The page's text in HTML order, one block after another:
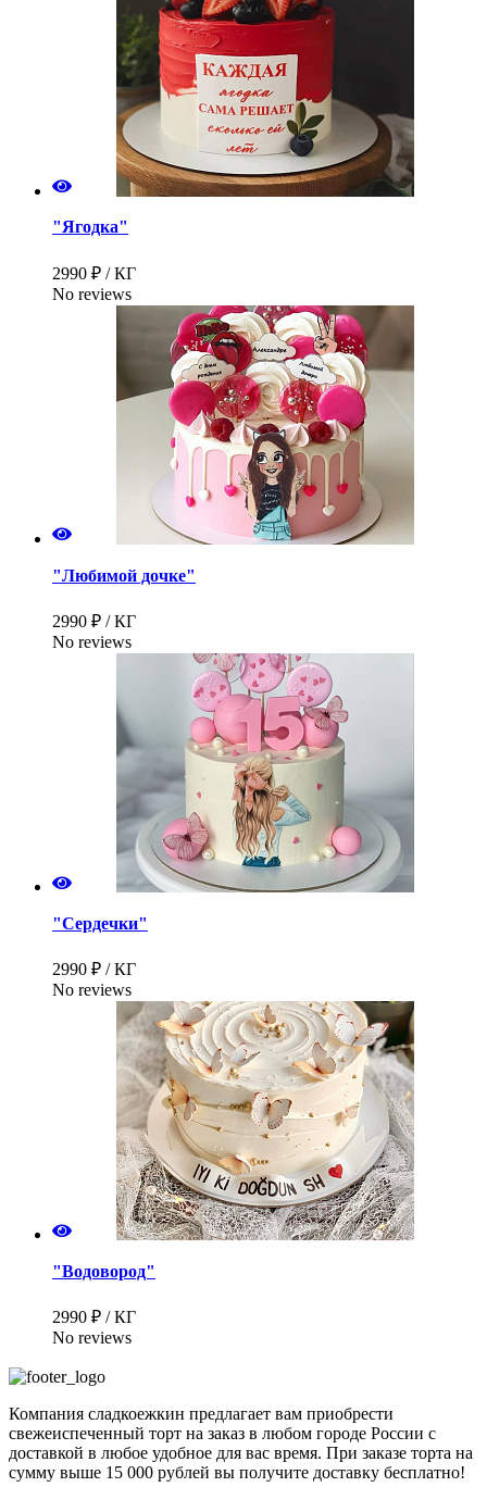
"Ягодка"
2990 ₽ / КГ
No reviews
"Любимой дочке"
2990 ₽ / КГ
No reviews
"Сердечки"
2990 ₽ / КГ
No reviews
"Водовород"
2990 ₽ / КГ
No reviews
Компания сладкоежкин предлагает вам приобрести
свежеиспеченный торт на заказ в любом городе России с
доставкой в любое удобное для вас время. При заказе торта на
сумму выше 15 000 рублей вы получите доставку бесплатно!